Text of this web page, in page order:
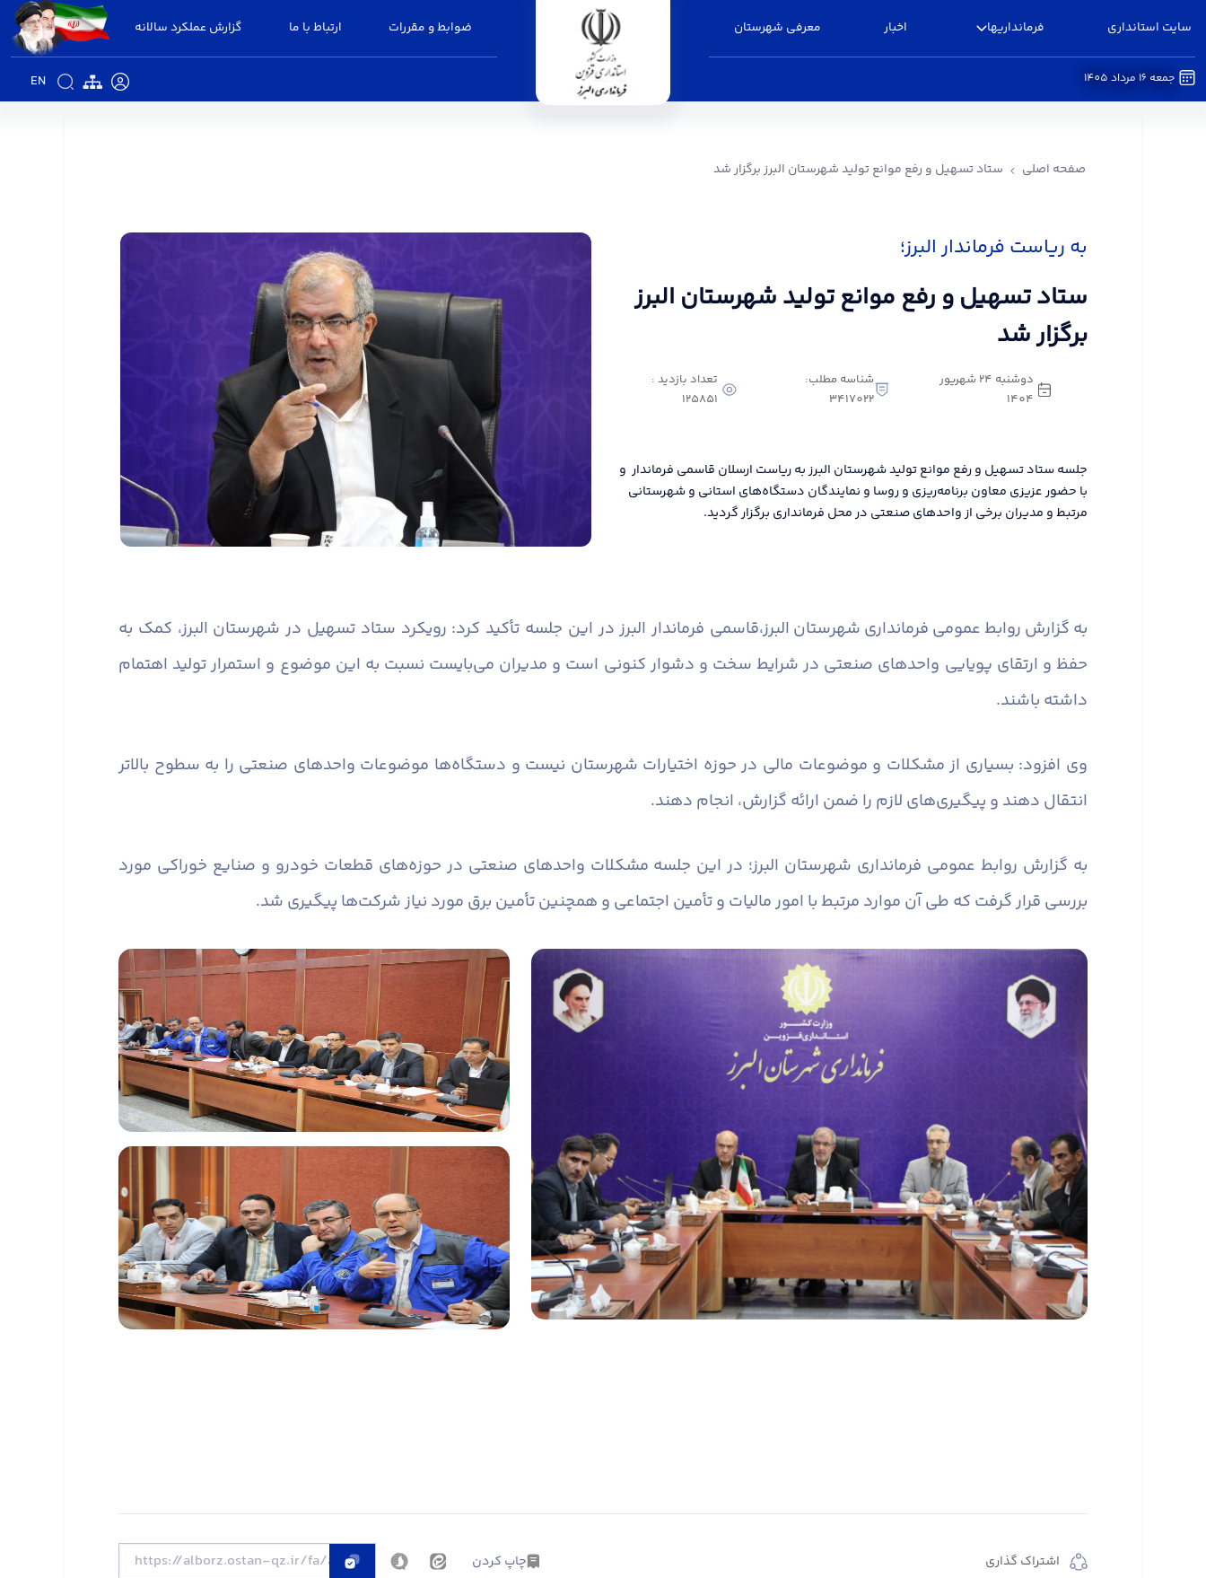
سایت استانداری فرمانداریها اخبار معرفی شهرستان ضوابط و مقررات ارتباط با ما گزارش عملکرد سالانه
EN جمعه 16 مرداد 1405
صفحه اصلی ستاد تسهیل و رفع موانع تولید شهرستان البرز برگزار شد
به ریاست فرماندار البرز؛
ستاد تسهیل و رفع موانع تولید شهرستان البرز
برگزار شد
دوشنبه 24 شهریور
1404
شناسه مطلب:
3417022
تعداد بازدید :
125851
جلسه ستاد تسهیل و رفع موانع تولید شهرستان البرز به ریاست ارسلان قاسمی فرماندار و
با حضور عزیزی معاون برنامه‌ریزی و روسا و نمایندگان دستگاه‌های استانی و شهرستانی
مرتبط و مدیران برخی از واحدهای صنعتی در محل فرمانداری برگزار گردید.
به گزارش روابط عمومی فرمانداری شهرستان البرز،قاسمی فرماندار البرز در این جلسه تأکید کرد: رویکرد ستاد تسهیل در شهرستان البرز، کمک به
حفظ و ارتقای پویایی واحدهای صنعتی در شرایط سخت و دشوار کنونی است و مدیران می‌بایست نسبت به این موضوع و استمرار تولید اهتمام
داشته باشند.
وی افزود: بسیاری از مشکلات و موضوعات مالی در حوزه اختیارات شهرستان نیست و دستگاه‌ها موضوعات واحدهای صنعتی را به سطوح بالاتر
انتقال دهند و پیگیری‌های لازم را ضمن ارائه گزارش، انجام دهند.
به گزارش روابط عمومی فرمانداری شهرستان البرز؛ در این جلسه مشکلات واحدهای صنعتی در حوزه‌های قطعات خودرو و صنایع خوراکی مورد
بررسی قرار گرفت که طی آن موارد مرتبط با امور مالیات و تأمین اجتماعی و همچنین تأمین برق مورد نیاز شرکت‌ها پیگیری شد.
اشتراک گذاری چاپ کردن